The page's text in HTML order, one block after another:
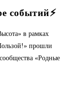
событий⚡
в рамках
прошли
«Родные